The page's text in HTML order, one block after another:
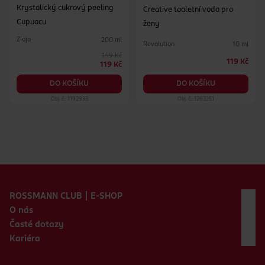
Krystalický cukrový peeling
Cupuacu
Ziaja 200 ml
149 Kč
119 Kč
DO KOŠÍKU
Obj. č.: 1192933
Creative toaletní voda pro
ženy
Revolution 10 ml
119 Kč
DO KOŠÍKU
Obj. č.: 1263251
ROSSMANN CLUB | E-SHOP
O nás
Časté dotazy
Kariéra